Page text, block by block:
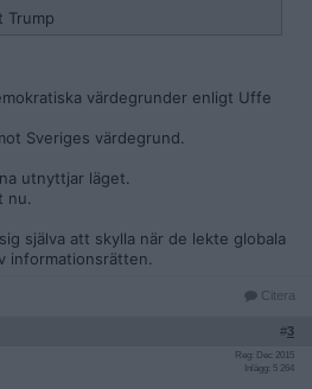
Trump
värdegrunder enligt Uffe
Sveriges värdegrund.
utnyttjar läget.
nu.
själva att skylla när de lekte globala
informationsrätten.
Citera
#3
Reg: Dec 2015
Inlägg: 5 264